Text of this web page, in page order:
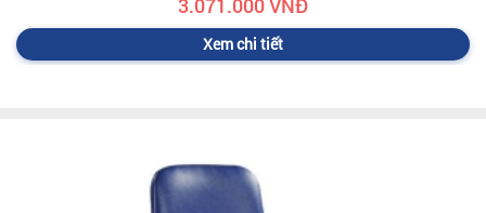
3.071.000 VNĐ
Xem chi tiết